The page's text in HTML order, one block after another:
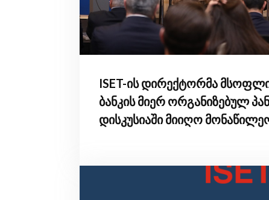
ISET-ის დირექტორმა
ბანკის მიერ ორგანიზებულ
დისკუსიაში მიიღო